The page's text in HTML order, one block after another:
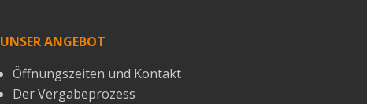
UNSER ANGEBOT
Öffnungszeiten und Kontakt
Der Vergabeprozess